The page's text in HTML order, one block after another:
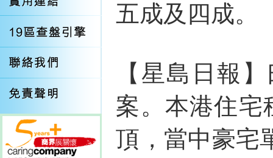
五成及四成。
【星島日報
案。本港住宅
頂，當中豪宅